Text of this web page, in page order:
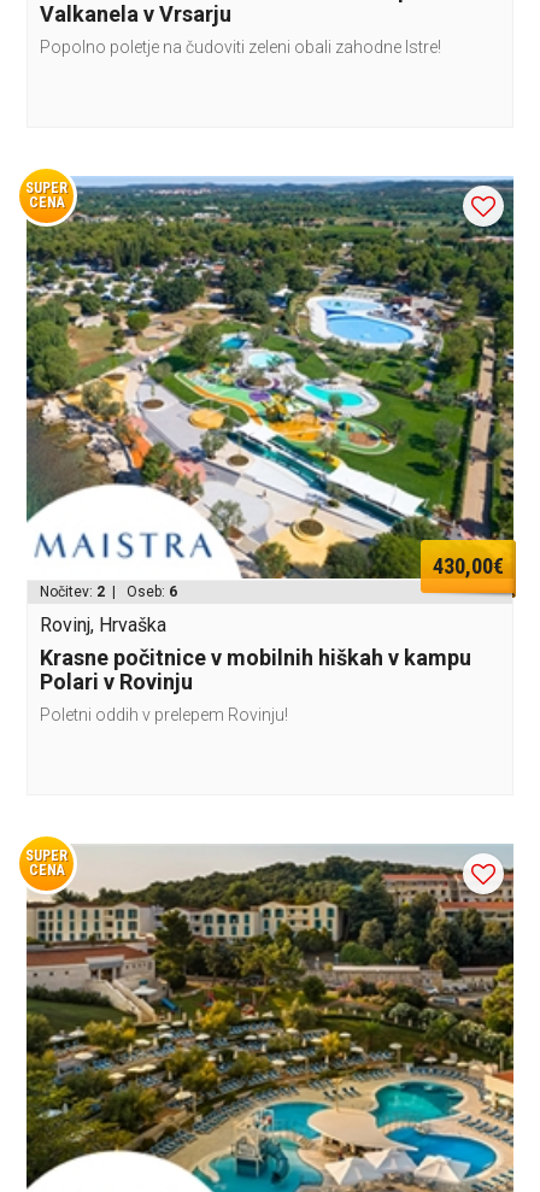
Valkanela v Vrsarju
Popolno poletje na čudoviti zeleni obali zahodne Istre!
SUPER
CENA
430,00€
Nočitev: 2 | Oseb: 6
Rovinj, Hrvaška
Krasne počitnice v mobilnih hiškah v kampu
Polari v Rovinju
Poletni oddih v prelepem Rovinju!
SUPER
CENA